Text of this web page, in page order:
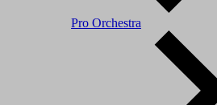
Pro Orchestra